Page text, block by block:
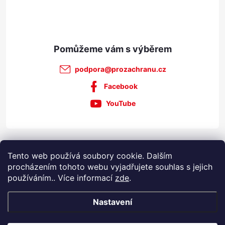
Tento web používá soubory cookie. Dalším
procházením tohoto webu vyjadřujete souhlas s jejich
používáním.. Více informací zde.
Nastavení
podpora@prozachranu.cz
Facebook
YouTube